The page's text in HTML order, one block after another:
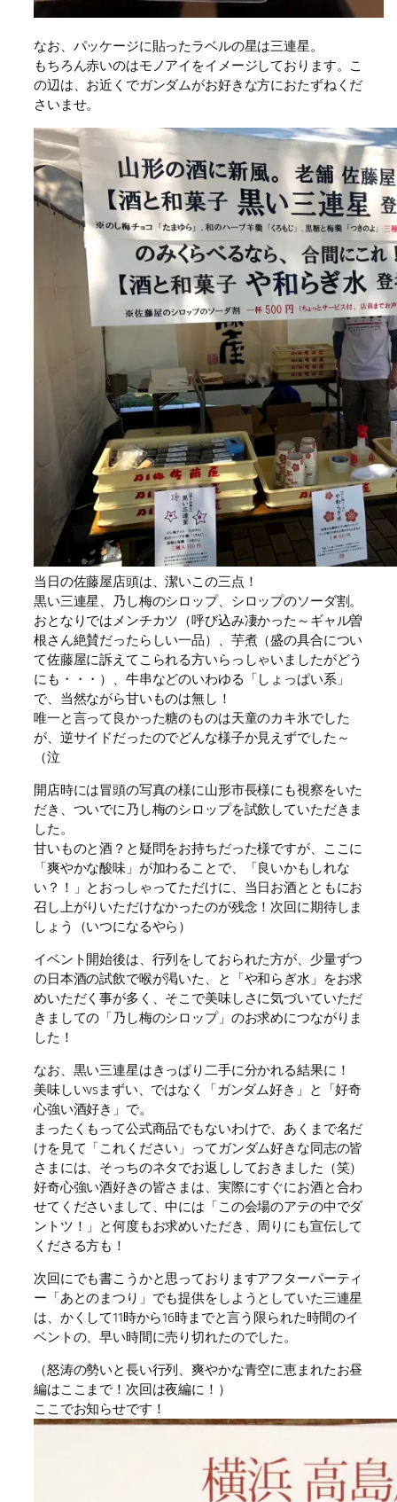
なお、パッケージに貼ったラベルの星は三連星。
もちろん赤いのはモノアイをイメージしております。こ
の辺は、お近くでガンダムがお好きな方におたずねくだ
さいませ。
当日の佐藤屋店頭は、潔いこの三点！
黒い三連星、乃し梅のシロップ、シロップのソーダ割。
おとなりではメンチカツ（呼び込み凄かった～ギャル曽
根さん絶賛だったらしい一品）、芋煮（盛の具合につい
て佐藤屋に訴えてこられる方いらっしゃいましたがどう
にも・・・）、牛串などのいわゆる「しょっぱい系」
で、当然ながら甘いものは無し！
唯一と言って良かった糖のものは天童のカキ氷でした
が、逆サイドだったのでどんな様子か見えずでした～
（泣
開店時には冒頭の写真の様に山形市長様にも視察をいた
だき、ついでに乃し梅のシロップを試飲していただきま
した。
甘いものと酒？と疑問をお持ちだった様ですが、ここに
「爽やかな酸味」が加わることで、「良いかもしれな
い？！」とおっしゃってただけに、当日お酒とともにお
召し上がりいただけなかったのが残念！次回に期待しま
しょう（いつになるやら）
イベント開始後は、行列をしておられた方が、少量ずつ
の日本酒の試飲で喉が渇いた、と「や和らぎ水」をお求
めいただく事が多く、そこで美味しさに気づいていただ
きましての「乃し梅のシロップ」のお求めにつながりま
した！
なお、黒い三連星はきっぱり二手に分かれる結果に！
美味しいvsまずい、ではなく「ガンダム好き」と「好奇
心強い酒好き」で。
まったくもって公式商品でもないわけで、あくまで名だ
けを見て「これください」ってガンダム好きな同志の皆
さまには、そっちのネタでお返ししておきました（笑）
好奇心強い酒好きの皆さまは、実際にすぐにお酒と合わ
せてくださいまして、中には「この会場のアテの中でダ
ントツ！」と何度もお求めいただき、周りにも宣伝して
くださる方も！
次回にでも書こうかと思っておりますアフターパーティ
ー「あとのまつり」でも提供をしようとしていた三連星
は、かくして11時から16時までと言う限られた時間のイ
ベントの、早い時間に売り切れたのでした。
（怒涛の勢いと長い行列、爽やかな青空に恵まれたお昼
編はここまで！次回は夜編に！）
ここでお知らせです！